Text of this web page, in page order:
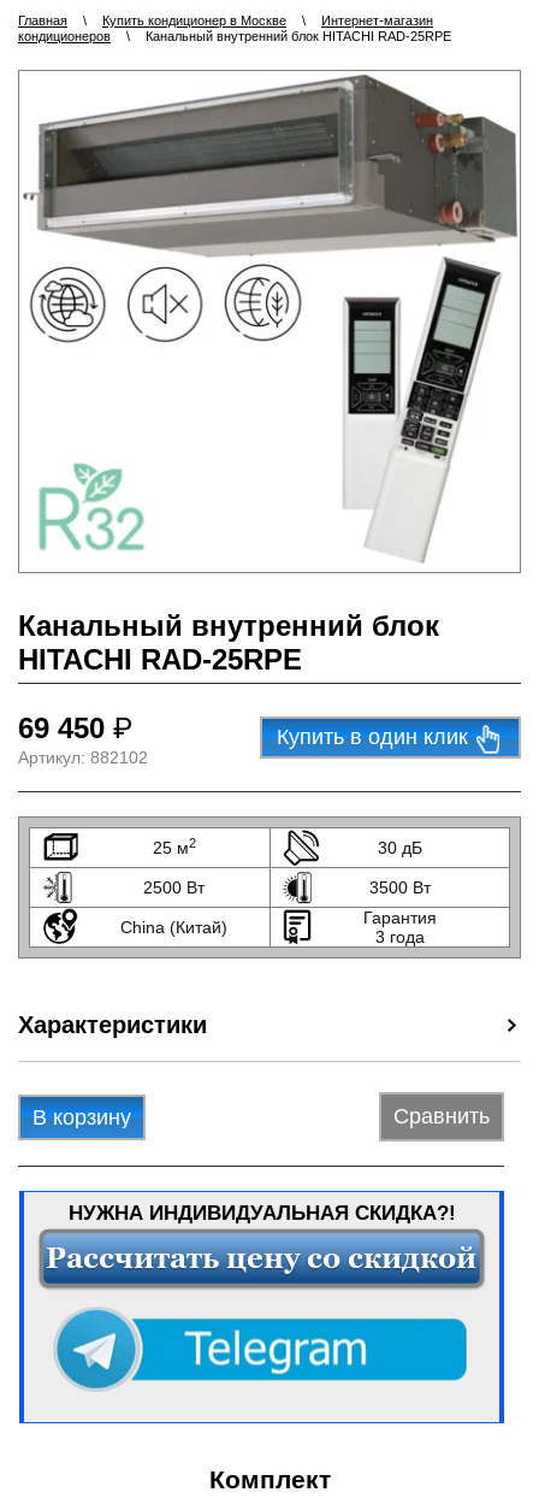
Главная \ Купить кондиционер в Москве \
Интернет-магазин
кондиционеров
\ Канальный внутренний блок HITACHI RAD-25RPE
Канальный внутренний блок
HITACHI RAD-25RPE
69 450 ₽
Артикул: 882102
Купить в один клик
25 м2 30 дБ
2500 Вт 3500 Вт
China (Китай)
Гарантия
3 года
Характеристики
В корзину Сравнить
НУЖНА ИНДИВИДУАЛЬНАЯ СКИДКА?!
Комплект